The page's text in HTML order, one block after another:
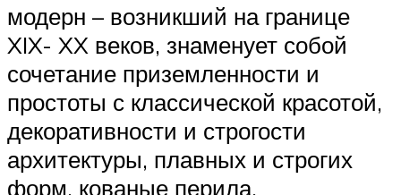
модерн – возникший на границе
XIX- XX веков, знаменует собой
сочетание приземленности и
простоты с классической красотой,
декоративности и строгости
архитектуры, плавных и строгих
форм. кованые перила,